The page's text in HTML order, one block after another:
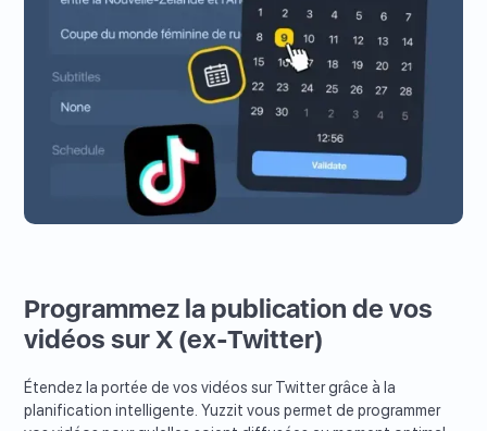
Programmez la publication de vos
vidéos sur X (ex-Twitter)
Étendez la portée de vos vidéos sur Twitter grâce à la
planification intelligente. Yuzzit vous permet de programmer